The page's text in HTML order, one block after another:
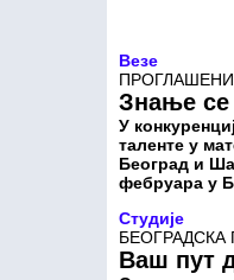
Везе
Знање се
У
таленте у
Београд и
фебруара у
Студије
Ваш пут